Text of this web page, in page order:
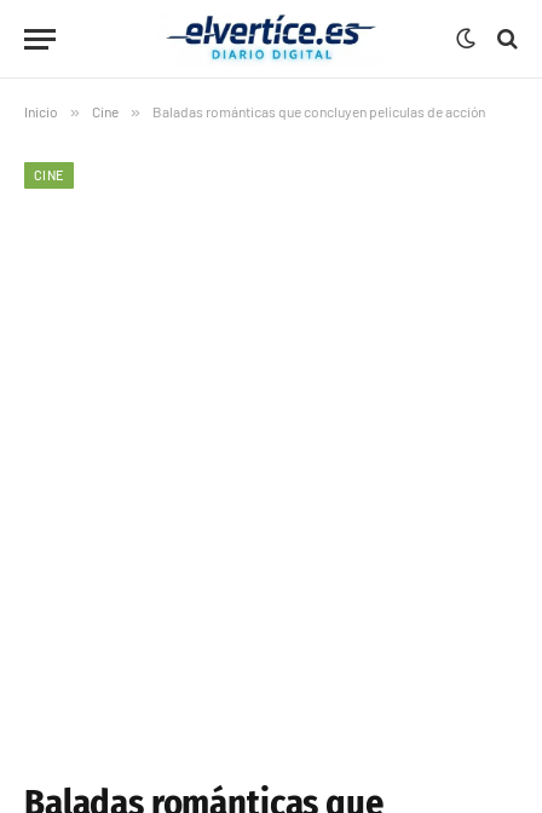
Inicio » Cine » Baladas románticas que concluyen películas de acción
CINE
Baladas románticas que